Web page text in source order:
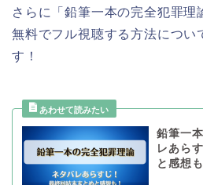
さらに「鉛筆一本の完全犯罪理
無料でフル視聴する方法につい
す！
鉛筆一
レあら
と感想も